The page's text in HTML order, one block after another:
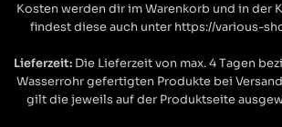
Kosten werden dir im Warenkorb und in der
findest diese auch unter https://various-
Lieferzeit: Die Lieferzeit von max. 4 Tagen
Wasserrohr gefertigten Produkte bei
gilt die jeweils auf der Produktseite